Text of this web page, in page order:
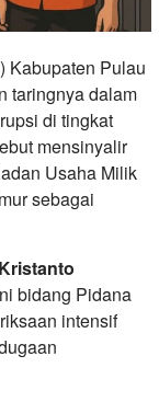
Kabupaten Pulau
taringnya dalam
di tingkat
mensinyalir
Usaha Milik
sebagai
Kristanto
bidang Pidana
intensif